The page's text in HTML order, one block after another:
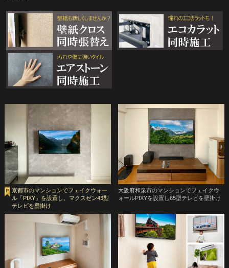
京都市のマンションでフェイクウォー
ル「PIXY」を設置し、マクスゼン43型
テレビを壁掛け
大阪府和泉市のマンションでフェイクウ
ォールPIXYを設置し65型テレビを壁掛け